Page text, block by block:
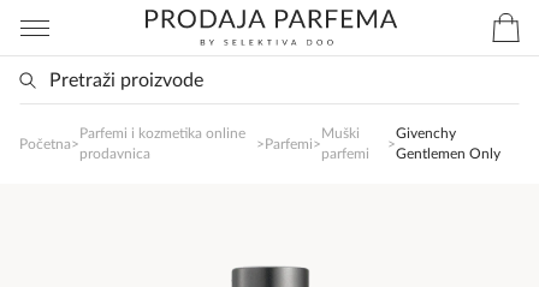
Početna>
Parfemi i kozmetika online
prodavnica
>Parfemi>
Muški
parfemi
>
Givenchy
Gentlemen Only
SlađanAi Asistent
poručite svoj omiljeni parfem danas ali i za